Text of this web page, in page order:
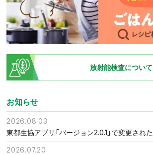
放射能検査について
お知らせ
2026.08.03
東都生協アプリ「バージョン2.0.1」で変更され
2026.07.20